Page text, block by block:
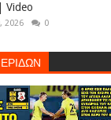
Video
2026 0